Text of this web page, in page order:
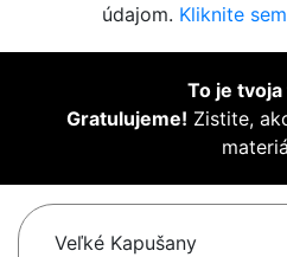
údajom. Kliknite
To je
Gratulujeme! Zistite,
Veľké Kapušany